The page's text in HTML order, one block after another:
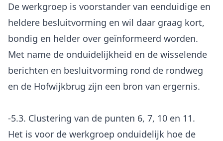
De werkgroep is voorstander van eenduidige en
heldere besluitvorming en wil daar graag kort,
bondig en helder over geïnformeerd worden.
Met name de onduidelijkheid en de wisselende
berichten en besluitvorming rond de rondweg
en de Hofwijkbrug zijn een bron van ergernis.
-5.3. Clustering van de punten 6, 7, 10 en 11.
Het is voor de werkgroep onduidelijk hoe de